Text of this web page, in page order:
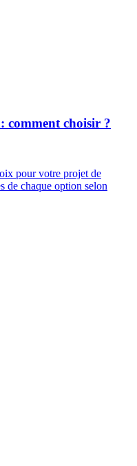
comment choisir ?
pour votre projet de
de chaque option selon